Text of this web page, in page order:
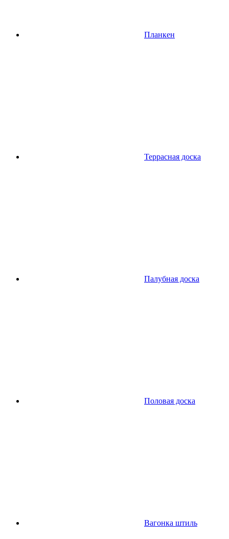
Планкен
Террасная доска
Палубная доска
Половая доска
Вагонка штиль